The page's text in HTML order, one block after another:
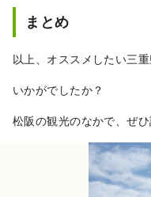
まとめ
以上、オススメしたい三
いかがでしたか？
松阪の観光のなかで、ぜひ